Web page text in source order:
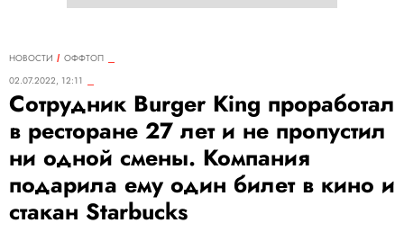
НОВОСТИ
ОФФТОП
02.07.2022, 12:11
Сотрудник Burger King проработал
в ресторане 27 лет и не пропустил
ни одной смены. Компания
подарила ему один билет в кино и
стакан Starbucks